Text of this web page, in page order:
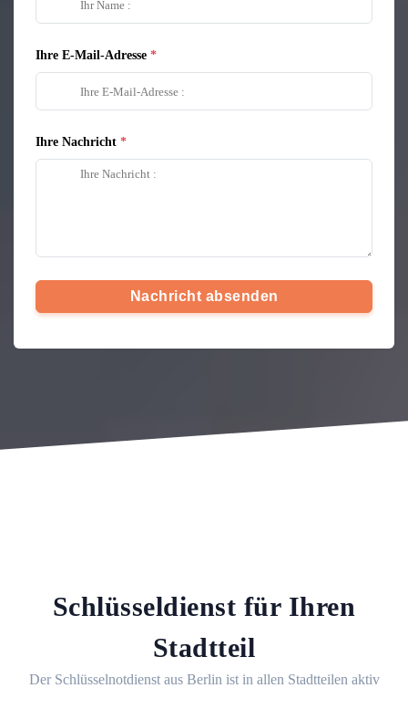
Ihre E-Mail-Adresse
Ihre Nachricht
Nachricht absenden
Schlüsseldienst für Ihren
Stadtteil
Der Schlüsselnotdienst aus Berlin ist in allen Stadtteilen aktiv